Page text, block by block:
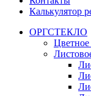
Калькулятор
ОРГСТЕКЛО
Цветное